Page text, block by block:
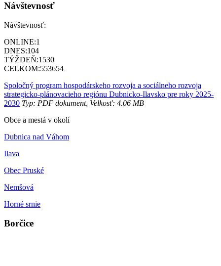
Návštevnosť
Návštevnosť:
ONLINE:1
DNES:104
TÝŽDEŇ:1530
CELKOM:553654
Spoločný program hospodárskeho rozvoja a sociálneho rozvoja
strategicko-plánovacieho regiónu Dubnicko-Ilavsko pre roky 2025-
2030 Typ: PDF dokument, Velkosť: 4.06 MB
Obce a mestá v okolí
Dubnica nad Váhom
Ilava
Obec Pruské
Nemšová
Horné srnie
Borčice